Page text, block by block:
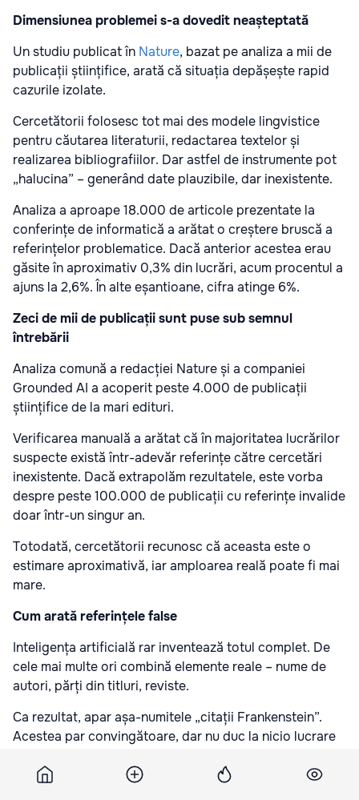
Dimensiunea problemei s-a dovedit neașteptată
Un studiu publicat în Nature, bazat pe analiza a mii de
publicații științifice, arată că situația depășește rapid
cazurile izolate.
Cercetătorii folosesc tot mai des modele lingvistice
pentru căutarea literaturii, redactarea textelor și
realizarea bibliografiilor. Dar astfel de instrumente pot
„halucina” – generând date plauzibile, dar inexistente.
Analiza a aproape 18.000 de articole prezentate la
conferințe de informatică a arătat o creștere bruscă a
referințelor problematice. Dacă anterior acestea erau
găsite în aproximativ 0,3% din lucrări, acum procentul a
ajuns la 2,6%. În alte eșantioane, cifra atinge 6%.
Zeci de mii de publicații sunt puse sub semnul
întrebării
Analiza comună a redacției Nature și a companiei
Grounded AI a acoperit peste 4.000 de publicații
științifice de la mari edituri.
Verificarea manuală a arătat că în majoritatea lucrărilor
suspecte există într-adevăr referințe către cercetări
inexistente. Dacă extrapolăm rezultatele, este vorba
despre peste 100.000 de publicații cu referințe invalide
doar într-un singur an.
Totodată, cercetătorii recunosc că aceasta este o
estimare aproximativă, iar amploarea reală poate fi mai
mare.
Cum arată referințele false
Inteligența artificială rar inventează totul complet. De
cele mai multe ori combină elemente reale – nume de
autori, părți din titluri, reviste.
Ca rezultat, apar așa-numitele „citații Frankenstein”.
Acestea par convingătoare, dar nu duc la nicio lucrare
„Pentru om, acestea par reale, dar de fapt nu sunt